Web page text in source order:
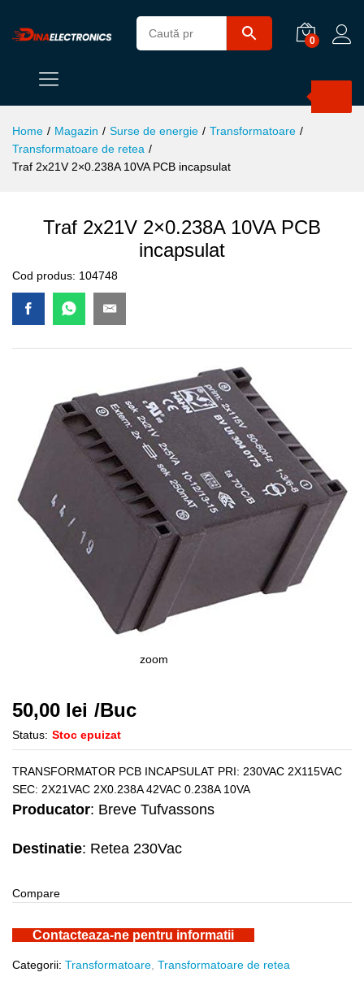
0
Home / Magazin / Surse de energie / Transformatoare /
Transformatoare de retea /
Traf 2x21V 2×0.238A 10VA PCB incapsulat
Traf 2x21V 2×0.238A 10VA PCB
incapsulat
Cod produs: 104748
zoom
50,00 lei /Buc
Status: Stoc epuizat
TRANSFORMATOR PCB INCAPSULAT PRI: 230VAC 2X115VAC
SEC: 2X21VAC 2X0.238A 42VAC 0.238A 10VA
Producator: Breve Tufvassons
Destinatie: Retea 230Vac
Compare
Contacteaza-ne pentru informatii
Categorii: Transformatoare Transformatoare de retea